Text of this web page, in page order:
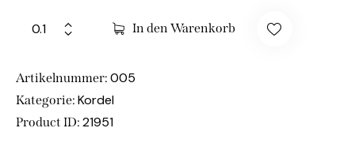
In den Warenkorb
Artikelnummer: 005
Kategorie: Kordel
Product ID: 21951